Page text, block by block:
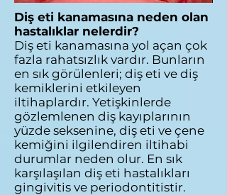
Diş eti kanamasına neden olan
hastalıklar nelerdir?
Diş eti kanamasına yol açan çok
fazla rahatsızlık vardır. Bunların
en sık görülenleri; diş eti ve diş
kemiklerini etkileyen
iltihaplardır. Yetişkinlerde
gözlemlenen diş kayıplarının
yüzde seksenine, diş eti ve çene
kemiğini ilgilendiren iltihabi
durumlar neden olur. En sık
karşılaşılan diş eti hastalıkları
gingivitis ve periodontitistir.